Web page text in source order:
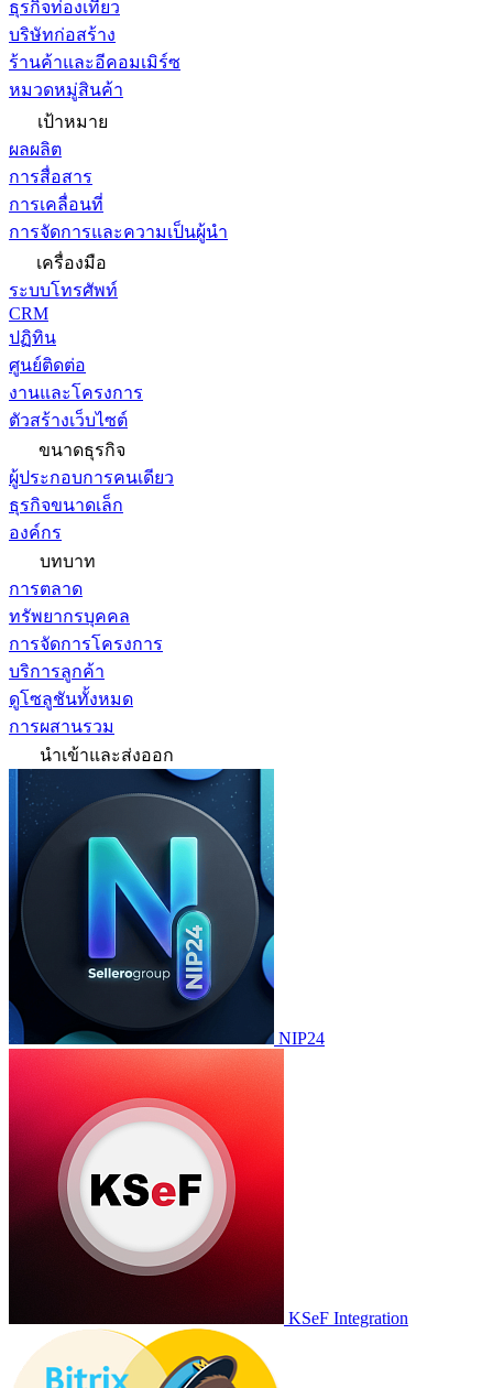
ธุรกิจท่องเที่ยว
บริษัทก่อสร้าง
ร้านค้าและอีคอมเมิร์ซ
หมวดหมู่สินค้า
เป้าหมาย
ผลผลิต
การสื่อสาร
การเคลื่อนที่
การจัดการและความเป็นผู้นำ
เครื่องมือ
ระบบโทรศัพท์
CRM
ปฏิทิน
ศูนย์ติดต่อ
งานและโครงการ
ตัวสร้างเว็บไซต์
ขนาดธุรกิจ
ผู้ประกอบการคนเดียว
ธุรกิจขนาดเล็ก
องค์กร
บทบาท
การตลาด
ทรัพยากรบุคคล
การจัดการโครงการ
บริการลูกค้า
ดูโซลูชันทั้งหมด
การผสานรวม
นำเข้าและส่งออก
NIP24
KSeF Integration